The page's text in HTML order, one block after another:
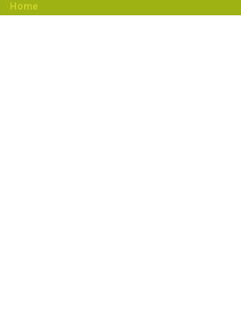
Home